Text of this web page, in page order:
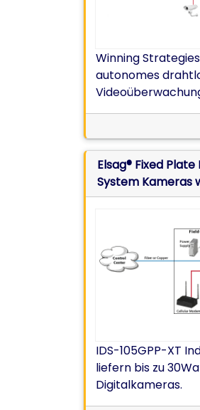
Winning
autonomes
mehreren
Energieverbrauch
zunutze macht
Elsag® Fixed Plate
System Kameras
PoE Switches
IDS-105GPP-XT
liefern bis zu
Digitalkameras.